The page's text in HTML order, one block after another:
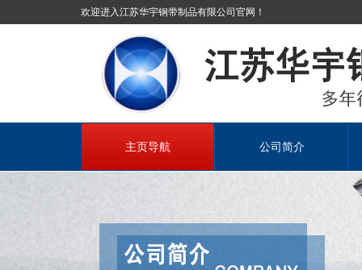
欢迎进入江苏华宇钢带制品有限公司官网！
主页导航 公司简介